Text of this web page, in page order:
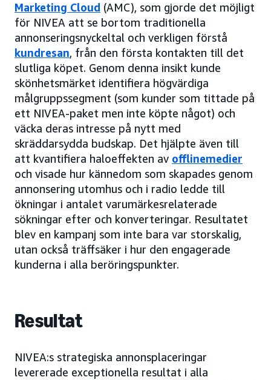
Marketing Cloud (AMC), som gjorde det möjligt
för NIVEA att se bortom traditionella
annonseringsnyckeltal och verkligen förstå
kundresan, från den första kontakten till det
slutliga köpet. Genom denna insikt kunde
skönhetsmärket identifiera högvärdiga
målgruppssegment (som kunder som tittade på
ett NIVEA-paket men inte köpte något) och
väcka deras intresse på nytt med
skräddarsydda budskap. Det hjälpte även till
att kvantifiera haloeffekten av offlinemedier
och visade hur kännedom som skapades genom
annonsering utomhus och i radio ledde till
ökningar i antalet varumärkesrelaterade
sökningar efter och konverteringar. Resultatet
blev en kampanj som inte bara var storskalig,
utan också träffsäker i hur den engagerade
kunderna i alla beröringspunkter.
Resultat
NIVEA:s strategiska annonsplaceringar
levererade exceptionella resultat i alla